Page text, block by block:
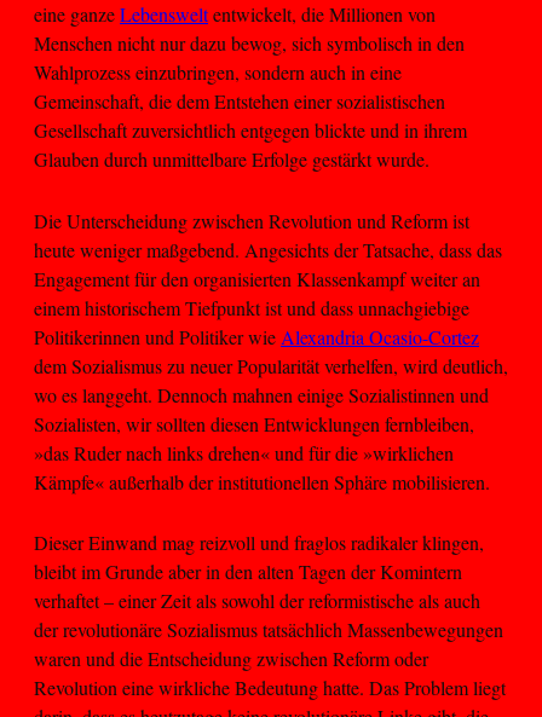
eine ganzeLebensweltentwickelt, die Millionen von
Menschen nicht nur dazu bewog, sich symbolisch in den
Wahlprozess einzubringen, sondern auch in eine
Gemeinschaft, die dem Entstehen einer sozialistischen
Gesellschaft zuversichtlich entgegen blickte und in ihrem
Glauben durch unmittelbare Erfolge gestärkt wurde.
Die Unterscheidung zwischen Revolution und Reform ist
heute weniger maßgebend. Angesichts der Tatsache, dass das
Engagement für den organisierten Klassenkampf weiter an
einem historischem Tiefpunkt ist und dass unnachgiebige
Politikerinnen und Politiker wie Alexandria Ocasio-Cortez
dem Sozialismus zu neuer Popularität verhelfen, wird deutlich,
wo es langgeht. Dennoch mahnen einige Sozialistinnen und
Sozialisten, wir sollten diesen Entwicklungen fernbleiben,
»das Ruder nach links drehen« und für die »wirklichen
Kämpfe« außerhalb der institutionellen Sphäre mobilisieren.
Dieser Einwand mag reizvoll und fraglos radikaler klingen,
bleibt im Grunde aber in den alten Tagen der Komintern
verhaftet – einer Zeit als sowohl der reformistische als auch
der revolutionäre Sozialismus tatsächlich Massenbewegungen
waren und die Entscheidung zwischen Reform oder
Revolution eine wirkliche Bedeutung hatte. Das Problem liegt